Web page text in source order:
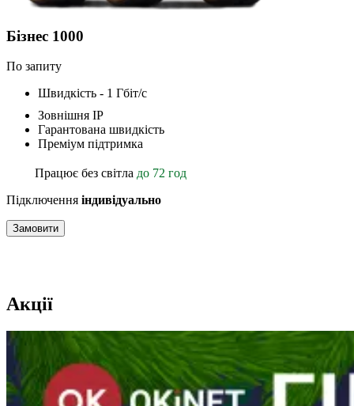
Бізнес 1000
По запиту
Швидкість - 1 Гбіт/с
Зовнішня ІР
Гарантована швидкість
Преміум підтримка
Працює без світла до 72 год
Підключення індивідуально
Замовити
Акції